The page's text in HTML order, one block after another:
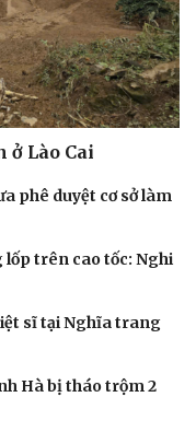
Lào Cai
phê duyệt cơ sở làm
trên cao tốc: Nghi
sĩ tại Nghĩa trang
Hà bị tháo trộm 2